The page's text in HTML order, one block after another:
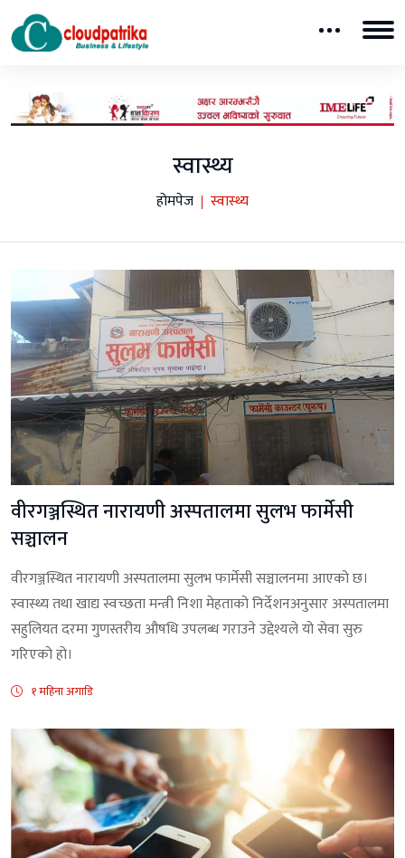
स्वास्थ्य
होमपेज स्वास्थ्य
वीरगञ्जस्थित नारायणी अस्पतालमा सुलभ फार्मेसी
सञ्चालन
वीरगञ्जस्थित नारायणी अस्पतालमा सुलभ फार्मेसी सञ्चालनमा आएको छ।
स्वास्थ्य तथा खाद्य स्वच्छता मन्त्री निशा मेहताको निर्देशनअनुसार अस्पतालमा
सहुलियत दरमा गुणस्तरीय औषधि उपलब्ध गराउने उद्देश्यले यो सेवा सुरु
गरिएको हो।
१ महिना अगाडि